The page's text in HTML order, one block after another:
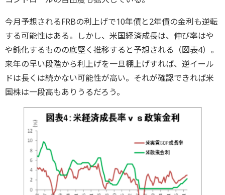
今月予想されるFRBの利上げで10年債と2年債の金利も逆転
する可能性はある。しかし、米国経済成長は、伸び率はや
や鈍化するものの底堅く推移すると予想される（図表4）。
来年の早い段階から利上げを一旦棚上げすれば、逆イール
ドは長くは続かない可能性が高い。それが確認できれば米
国株は一段高もありうるだろう。